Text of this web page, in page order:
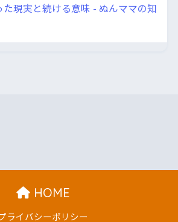
た現実と続ける意味 - ぬんママの知
HOME
ライバシーポリシー